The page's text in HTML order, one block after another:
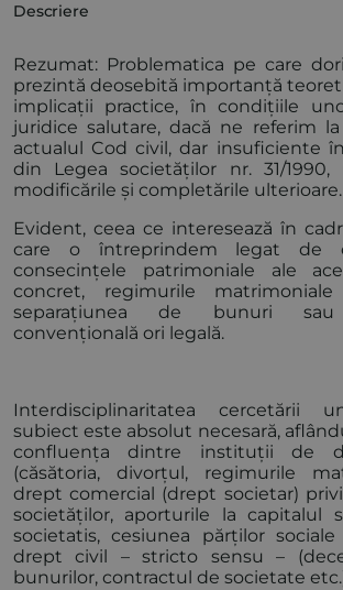
Descriere
Rezumat: Problematica pe care
prezintă deosebită importanță
implicații practice, în condițiile
juridice salutare, dacă ne referim
actualul Cod civil, dar insuficiente
din Legea societăților nr. 31/1990,
modificările și completările ulterioare.
Evident, ceea ce interesează în
care o întreprindem legat de
consecințele patrimoniale ale
concret, regimurile
separațiunea de bunuri sau
convențională ori legală.
Interdisciplinaritatea cercetării
subiect este absolut necesară,
confluența dintre instituții de
(căsătoria, divorțul, regimurile
drept comercial (drept societar)
societăților, aporturile la capitalul
societatis, cesiunea părților
drept civil – stricto sensu –
bunurilor, contractul de societate